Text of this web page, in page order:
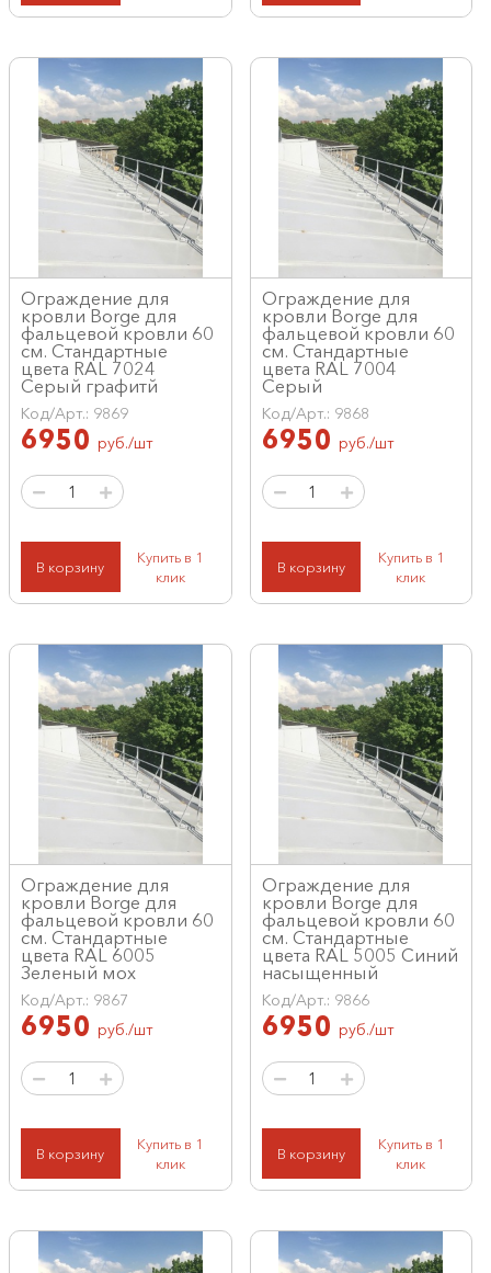
Ограждение для
кровли Borge для
фальцевой кровли 60
см. Стандартные
цвета RAL 7024
Серый графитй
Код/Арт.: 9869
6950 руб./шт
В корзину
Купить в 1
клик
Ограждение для
кровли Borge для
фальцевой кровли 60
см. Стандартные
цвета RAL 7004
Серый
Код/Арт.: 9868
6950 руб./шт
В корзину
Купить в 1
клик
Ограждение для
кровли Borge для
фальцевой кровли 60
см. Стандартные
цвета RAL 6005
Зеленый мох
Код/Арт.: 9867
6950 руб./шт
В корзину
Купить в 1
клик
Ограждение для
кровли Borge для
фальцевой кровли 60
см. Стандартные
цвета RAL 5005 Синий
насыщенный
Код/Арт.: 9866
6950 руб./шт
В корзину
Купить в 1
клик